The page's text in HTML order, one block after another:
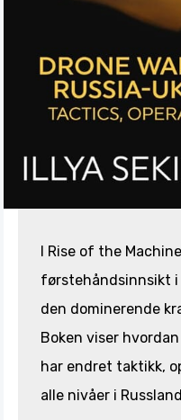
I Rise of the
førstehåndsinnsikt
den dominerende
Boken viser
har endret taktikk,
alle nivåer i